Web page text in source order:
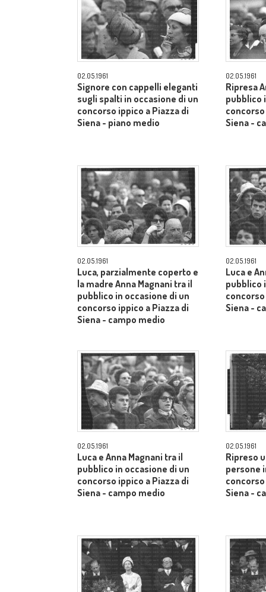
02.05.1961
Signore con cappelli eleganti
sugli spalti in occasione di un
concorso ippico a Piazza di
Siena - piano medio
02.05.1961
Ripresa
pubblico
Siena -
02.05.1961
Luca, parzialmente coperto e
la madre Anna Magnani tra il
pubblico in occasione di un
concorso ippico a Piazza di
Siena - campo medio
02.05.1961
Luca e
pubblico
Siena -
02.05.1961
Luca e Anna Magnani tra il
pubblico in occasione di un
concorso ippico a Piazza di
Siena - campo medio
02.05.1961
Ripreso
persone
Siena -